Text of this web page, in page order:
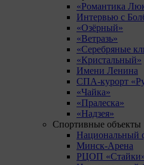
«Романтика
Интервью с
«Озёрный»
«Ветразь»
«Серебряные
«Кристальный»
Имени Ленина
СПА-курорт
«Чайка»
«Пралеска»
«Надзея»
Спортивные объекты
Национальный
Минск-Арена
РЦОП